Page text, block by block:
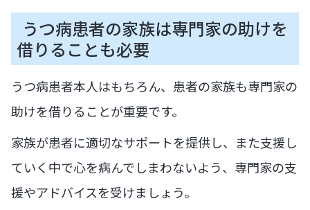
うつ病患者の家族は専門家の助けを
借りることも必要
うつ病患者本人はもちろん、患者の家族も専門家の
助けを借りることが重要です。
家族が患者に適切なサポートを提供し、また支援し
ていく中で心を病んでしまわないよう、専門家の支
援やアドバイスを受けましょう。